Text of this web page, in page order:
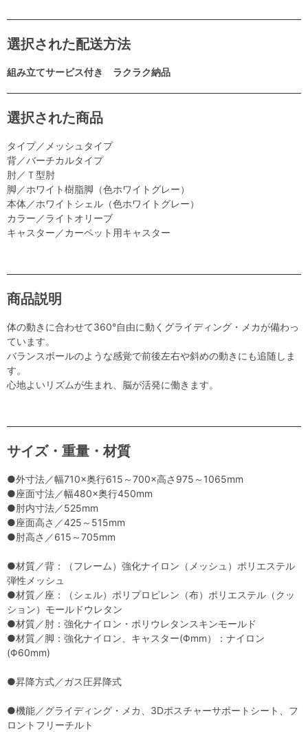
選択された配送方法
組み立てサービス付き ラクラク納品
選択された商品
タイプ／メッシュタイプ
背／バーチカルタイプ
肘／Ｔ型肘
脚／ホワイト樹脂脚（色ホワイトグレー）
本体／ホワイトシェル（色ホワイトグレー）
カラー／ライトオリーブ
キャスター／カーペット用キャスター
商品説明
体の動きに合わせて360°自由に動くグライディング・メカが備わっ
ています。
バランスボールのような感覚で前後左右や斜めの動きにも追随しま
す。
心地よいリズムが生まれ、脳が活発に働きます。
サイズ・重量・材質
●外寸法／幅710×奥行615～700×高さ975～1065mm
●座面寸法／幅480×奥行450mm
●肘内寸法／525mm
●座面高さ／425～515mm
●肘高さ／615～705mm
●材質／背：（フレーム）強化ナイロン（メッシュ）ポリエステル
弾性メッシュ
●材質／座：（シェル）ポリプロピレン（布）ポリエステル（クッ
ション）モールドウレタン
●材質／肘：強化ナイロン・ポリウレタンスキンモールド
●材質／脚：強化ナイロン、キャスター(Φmm）：ナイロン
(Φ60mm)
●昇降方式／ガス圧昇降式
●機能／グライディング・メカ、3Dポスチャーサポートシート、フ
ロントフリーチルト